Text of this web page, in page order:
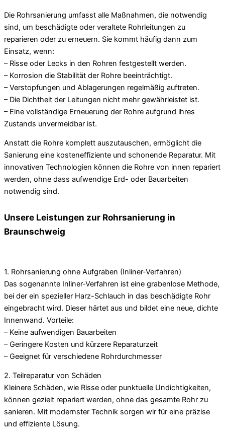
Die Rohrsanierung umfasst alle Maßnahmen, die notwendig
sind, um beschädigte oder veraltete Rohrleitungen zu
reparieren oder zu erneuern. Sie kommt häufig dann zum
Einsatz, wenn:
– Risse oder Lecks in den Rohren festgestellt werden.
– Korrosion die Stabilität der Rohre beeinträchtigt.
– Verstopfungen und Ablagerungen regelmäßig auftreten.
– Die Dichtheit der Leitungen nicht mehr gewährleistet ist.
– Eine vollständige Erneuerung der Rohre aufgrund ihres
Zustands unvermeidbar ist.
Anstatt die Rohre komplett auszutauschen, ermöglicht die
Sanierung eine kosteneffiziente und schonende Reparatur. Mit
innovativen Technologien können die Rohre von innen repariert
werden, ohne dass aufwendige Erd- oder Bauarbeiten
notwendig sind.
Unsere Leistungen zur Rohrsanierung in
Braunschweig
1. Rohrsanierung ohne Aufgraben (Inliner-Verfahren)
Das sogenannte Inliner-Verfahren ist eine grabenlose Methode,
bei der ein spezieller Harz-Schlauch in das beschädigte Rohr
eingebracht wird. Dieser härtet aus und bildet eine neue, dichte
Innenwand. Vorteile:
– Keine aufwendigen Bauarbeiten
– Geringere Kosten und kürzere Reparaturzeit
– Geeignet für verschiedene Rohrdurchmesser
2. Teilreparatur von Schäden
Kleinere Schäden, wie Risse oder punktuelle Undichtigkeiten,
können gezielt repariert werden, ohne das gesamte Rohr zu
sanieren. Mit modernster Technik sorgen wir für eine präzise
und effiziente Lösung.